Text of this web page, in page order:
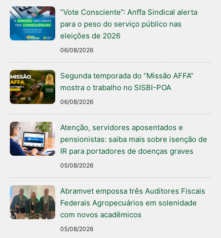
“Vote Consciente”: Anffa Sindical alerta
para o peso do serviço público nas
eleições de 2026
06/08/2026
Segunda temporada do “Missão AFFA”
mostra o trabalho no SISBI-POA
06/08/2026
Atenção, servidores aposentados e
pensionistas: saiba mais sobre isenção de
IR para portadores de doenças graves
05/08/2026
Abramvet empossa três Auditores Fiscais
Federais Agropecuários em solenidade
com novos acadêmicos
05/08/2026